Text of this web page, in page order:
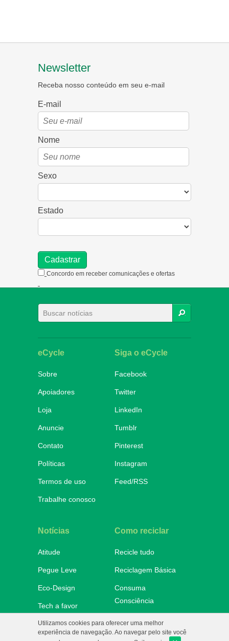
Newsletter
Receba nosso conteúdo em seu e-mail
E-mail
Nome
Sexo
Estado
Concordo em receber comunicações e ofertas
eCycle
Sobre
Apoiadores
Loja
Anuncie
Contato
Políticas
Termos de uso
Trabalhe conosco
Siga o eCycle
Facebook
Twitter
LinkedIn
Tumblr
Pinterest
Instagram
Feed/RSS
Notícias
Atitude
Pegue Leve
Eco-Design
Tech a favor
No Mundo
Como reciclar
Recicle tudo
Reciclagem Básica
Consuma
Consciência
Onde descartar
Utilizamos cookies para oferecer uma melhor
experiência de navegação. Ao navegar pelo site você